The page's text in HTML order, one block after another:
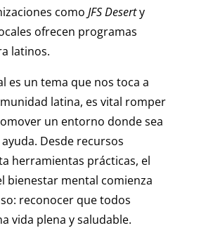
como JFS Deserty
ofrecen programas
latinos.
es un tema que nos toca a
latina, es vital romper
un entorno donde sea
Desde recursos
herramientas prácticas, el
bienestar mental comienza
reconocer que todos
vida plena y saludable.